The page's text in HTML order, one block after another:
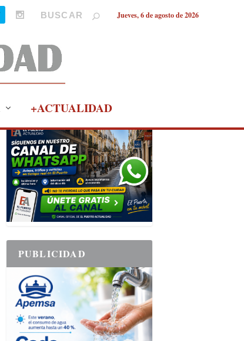
Jueves, 6 de agosto de 2026
+ACTUALIDAD
PUBLICIDAD
PUBLICIDAD